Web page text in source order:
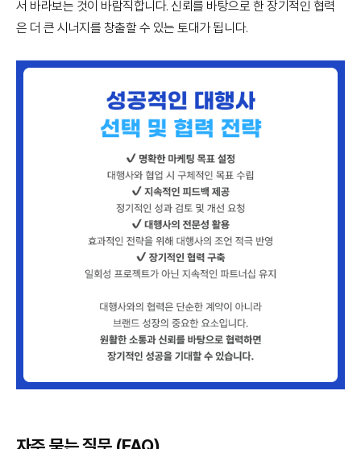
서 바라보는 것이 바람직합니다. 신뢰를 바탕으로 한 장기적인 협력
은 더 큰 시너지를 창출할 수 있는 토대가 됩니다.